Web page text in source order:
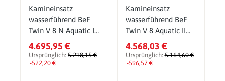
Kamineinsatz
wasserführend BeF
Twin V 8 N Aquatic II
14,5 kW
4.695,95 €
Ursprünglich: 5.218,15 €
-522,20 €
Kamineinsatz
wasserführend BeF
Twin V 8 Aquatic II
14,5 kW
4.568,03 €
Ursprünglich:5.164,60 €
-596,57 €